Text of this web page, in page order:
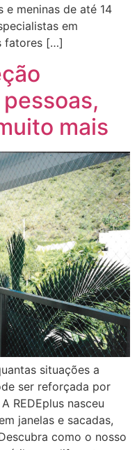
meninas de até 14
em
fatores […]
mais
situações a
ser reforçada por
REDEplus nasceu
janelas e sacadas,
como o nosso